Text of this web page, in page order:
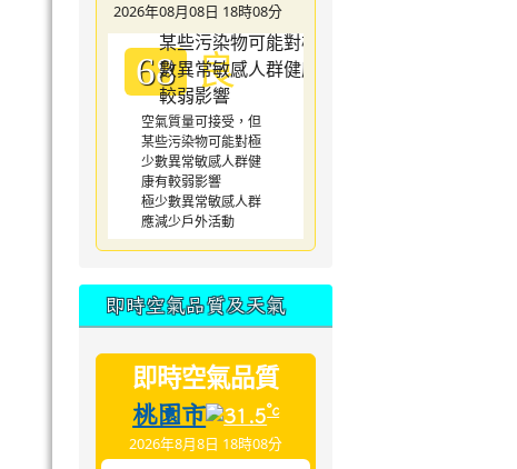
2026年08月08日 18時08分
68 良
空氣質量可接受，但
某些污染物可能對極
少數異常敏感人群健
康有較弱影響
極少數異常敏感人群
應減少戶外活動
即時空氣品質及天氣
即時空氣品質
桃園市 31.5°c
2026年8月8日 18時08分